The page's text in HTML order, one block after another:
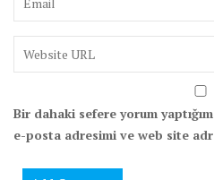
Bir dahaki sefere yorum
e-posta adresimi ve web site